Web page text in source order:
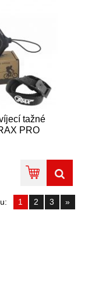
tažné
PRO
1 2 3 »